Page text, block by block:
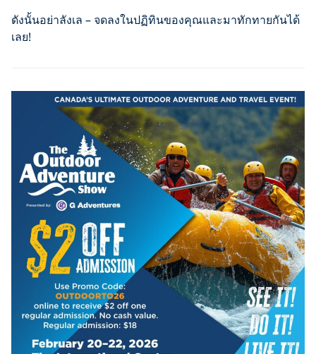
ดังนั้นอย่าลังเล – จดลงในปฏิทินของคุณและมาทักทายกันได้
เลย!